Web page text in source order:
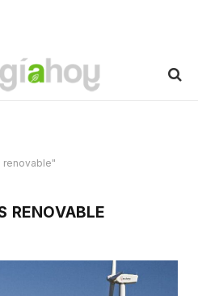
renovable"
RENOVABLE